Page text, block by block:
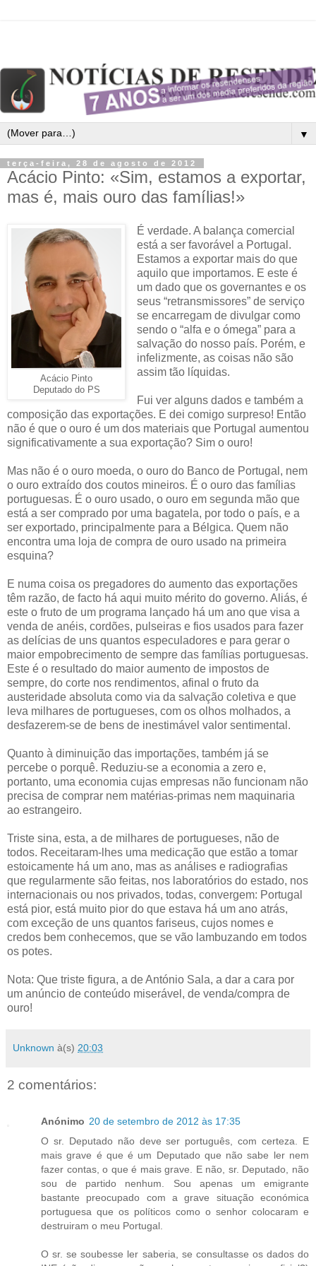
▼
terça-feira, 28 de agosto de 2012
Acácio Pinto: «Sim, estamos a exportar,
mas é, mais ouro das famílias!»
Acácio Pinto
Deputado do PS
É verdade. A balança comercial
está a ser favorável a Portugal.
Estamos a exportar mais do que
aquilo que importamos. E este é
um dado que os governantes e os
seus “retransmissores” de serviço
se encarregam de divulgar como
sendo o “alfa e o ómega” para a
salvação do nosso país. Porém, e
infelizmente, as coisas não são
assim tão líquidas.
Fui ver alguns dados e também a
composição das exportações. E dei comigo surpreso! Então
não é que o ouro é um dos materiais que Portugal aumentou
significativamente a sua exportação? Sim o ouro!
Mas não é o ouro moeda, o ouro do Banco de Portugal, nem
o ouro extraído dos coutos mineiros. É o ouro das famílias
portuguesas. É o ouro usado, o ouro em segunda mão que
está a ser comprado por uma bagatela, por todo o país, e a
ser exportado, principalmente para a Bélgica. Quem não
encontra uma loja de compra de ouro usado na primeira
esquina?
E numa coisa os pregadores do aumento das exportações
têm razão, de facto há aqui muito mérito do governo. Aliás, é
este o fruto de um programa lançado há um ano que visa a
venda de anéis, cordões, pulseiras e fios usados para fazer
as delícias de uns quantos especuladores e para gerar o
maior empobrecimento de sempre das famílias portuguesas.
Este é o resultado do maior aumento de impostos de
sempre, do corte nos rendimentos, afinal o fruto da
austeridade absoluta como via da salvação coletiva e que
leva milhares de portugueses, com os olhos molhados, a
desfazerem-se de bens de inestimável valor sentimental.
Quanto à diminuição das importações, também já se
percebe o porquê. Reduziu-se a economia a zero e,
portanto, uma economia cujas empresas não funcionam não
precisa de comprar nem matérias-primas nem maquinaria
ao estrangeiro.
Triste sina, esta, a de milhares de portugueses, não de
todos. Receitaram-lhes uma medicação que estão a tomar
estoicamente há um ano, mas as análises e radiografias
que regularmente são feitas, nos laboratórios do estado, nos
internacionais ou nos privados, todas, convergem: Portugal
está pior, está muito pior do que estava há um ano atrás,
com exceção de uns quantos fariseus, cujos nomes e
credos bem conhecemos, que se vão lambuzando em todos
os potes.
Nota: Que triste figura, a de António Sala, a dar a cara por
um anúncio de conteúdo miserável, de venda/compra de
ouro!
Unknown à(s) 20:03
2 comentários:
Anónimo 20 de setembro de 2012 às 17:35
O sr. Deputado não deve ser português, com certeza. E
mais grave é que é um Deputado que não sabe ler nem
fazer contas, o que é mais grave. E não, sr. Deputado, não
sou de partido nenhum. Sou apenas um emigrante
bastante preocupado com a grave situação económica
portuguesa que os políticos como o senhor colocaram e
destruiram o meu Portugal.
O sr. se soubesse ler saberia, se consultasse os dados do